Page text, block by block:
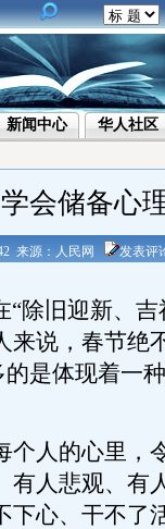
新闻中心 华人社区
会储备心
来源：人民网 发表评
除旧迎新、吉
来说，春节绝
的是体现着一
人的心里，
有人悲观、有
下心、干不了